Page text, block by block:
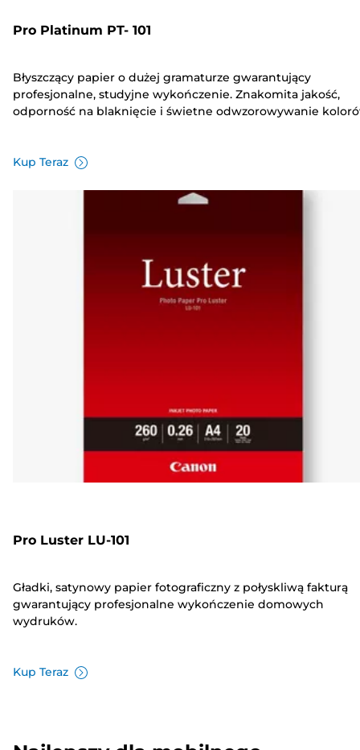
Pro Platinum PT- 101
Błyszczący papier o dużej gramaturze gwarantujący
profesjonalne, studyjne wykończenie. Znakomita jakość,
odporność na blaknięcie i świetne odwzorowywanie
Kup Teraz
Pro Luster LU-101
Gładki, satynowy papier fotograficzny z połyskliwą fakturą
gwarantujący profesjonalne wykończenie domowych
wydruków.
Kup Teraz